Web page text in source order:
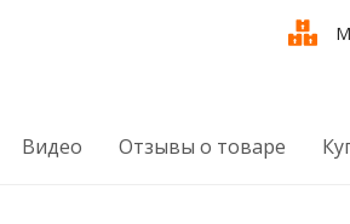
Видео Отзывы о товаре